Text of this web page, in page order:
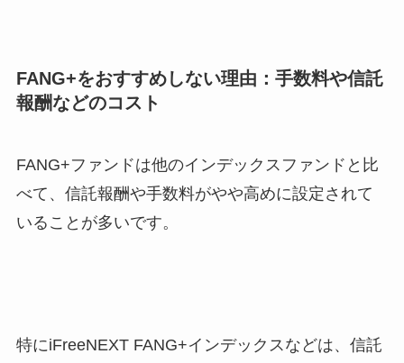
FANG+をおすすめしない理由：手数料や信託
報酬などのコスト
FANG+ファンドは他のインデックスファンドと比
べて、信託報酬や手数料がやや高めに設定されて
いることが多いです。
特にiFreeNEXT FANG+インデックスなどは、信託